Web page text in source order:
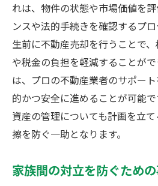
れは、物件の状態や市場価値を
ンスや法的手続きを確認するプ
生前に不動産売却を行うことで
や税金の負担を軽減することが
は、プロの不動産業者のサポー
的かつ安全に進めることが可能
資産の管理についても計画を立
擦を防ぐ一助となります。
家族間の対立を防ぐため